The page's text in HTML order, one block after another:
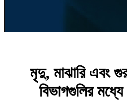
মৃদু, মাঝারি এবং
বিভাগগুলির মধ্যে